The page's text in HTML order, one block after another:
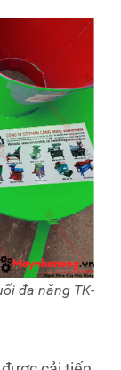
đa năng TK-